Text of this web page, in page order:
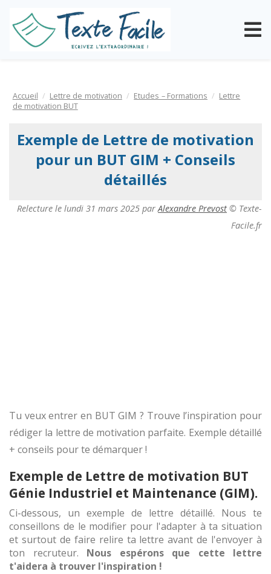
Accueil Lettre de motivation Etudes – Formations
Lettre
de motivation BUT
Exemple de Lettre de motivation
pour un BUT GIM + Conseils
détaillés
Relecture le lundi 31 mars 2025 parAlexandre Prevost © Texte-
Facile.fr
Tu veux entrer en BUT GIM ? Trouve l’inspiration pour
rédiger la lettre de motivation parfaite. Exemple détaillé
+ conseils pour te démarquer !
Exemple de Lettre de motivation BUT
Génie Industriel et Maintenance (GIM).
Ci-dessous, un exemple de lettre détaillé. Nous te
conseillons de le modifier pour l'adapter à ta situation
et surtout de faire relire ta lettre avant de l'envoyer à
ton recruteur. Nous espérons que cette lettre
t'aidera à trouver l'inspiration !